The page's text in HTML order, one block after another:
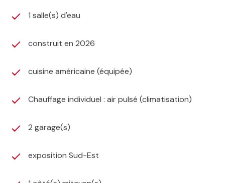
1 salle(s) d'eau
construit en 2026
cuisine américaine (équipée)
Chauffage individuel : air pulsé (climatisation)
2 garage(s)
exposition Sud-Est